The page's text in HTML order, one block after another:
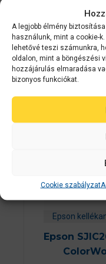
A legjobb élmény
használunk, mint a cookie-
lehetővé teszi számunkra,
oldalon, mint a böngészési
hozzájárulás elmaradása
bizonyos funkciókat.
Cookie szabályzat
2-3 NAPON
BELÜL
Epson
Epson